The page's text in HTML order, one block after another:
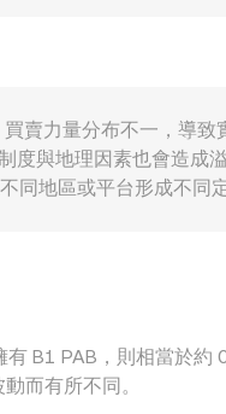
可近似為 price = y/x；
最新成交價、訂單簿深
賣力量分布不一，導致
度與地理因素也會造成
同地區或平台形成不同
有 B1 PAB，則相當於
而有所不同。